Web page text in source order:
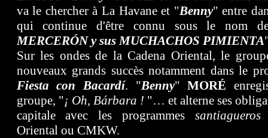
va le chercher à La Havane et "Benny" entre
qui continue d'être connu sous le nom
MERCERÓN y sus MUCHACHOS PIMIENTA
Sur les ondes de la Cadena Oriental, le
nouveaux grands succès notamment dans le
Fiesta con Bacardí. "Benny" MORÉ
groupe, "¡ Oh, Bárbara ! "… et alterne ses
capitale avec les programmes santiagueros
Oriental ou CMKW.